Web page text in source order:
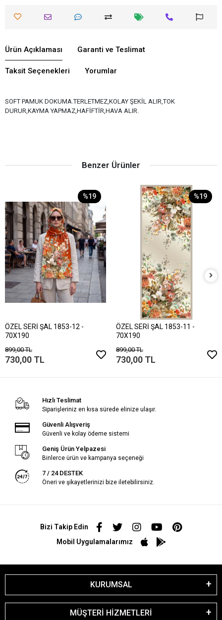
Ürün Açıklaması Garanti ve Teslimat
Taksit Seçenekleri Yorumlar
SOFT PAMUK DOKUMA.TERLETMEZ,KOLAY ŞEKİL ALIR,TOK
DURUR,KAYMA YAPMAZ,HAFİFTİR,HAVA ALIR.
Benzer Ürünler
%19
ÖZEL SERİ ŞAL 1853-12 -
70X190
899,00 TL
730,00 TL
%19
ÖZEL SERİ ŞAL 1853-11 -
70X190
899,00 TL
730,00 TL
Hızlı Teslimat
Siparişleriniz en kısa sürede elinize ulaşır.
Güvenli Alışveriş
Güvenli ve kolay ödeme sistemi
Geniş Ürün Yelpazesi
Binlerce ürün ve kampanya seçeneği
7 / 24 DESTEK
Öneri ve şikayetlerinizi bize iletebilirsiniz.
Bizi Takip Edin
Mobil Uygulamalarımız
KURUMSAL
MÜŞTERİ HİZMETLERİ